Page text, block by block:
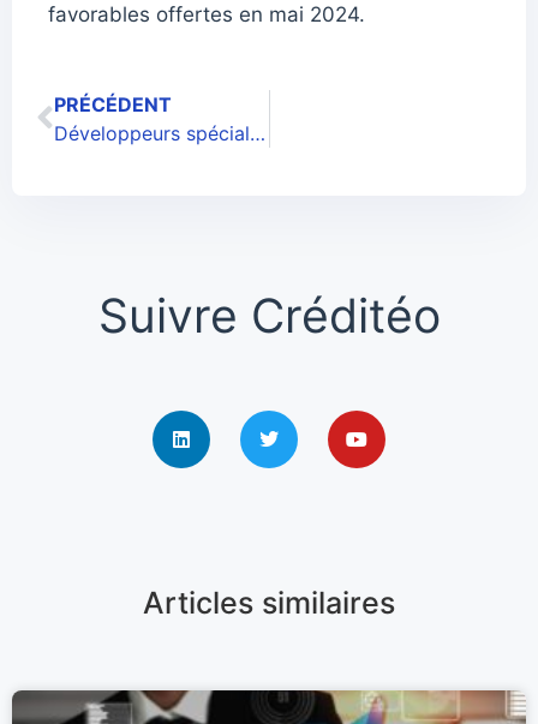
favorables offertes en mai 2024.
PRÉCÉDENT
Développeurs spécialistes Fintech
Suivre Créditéo
Articles similaires